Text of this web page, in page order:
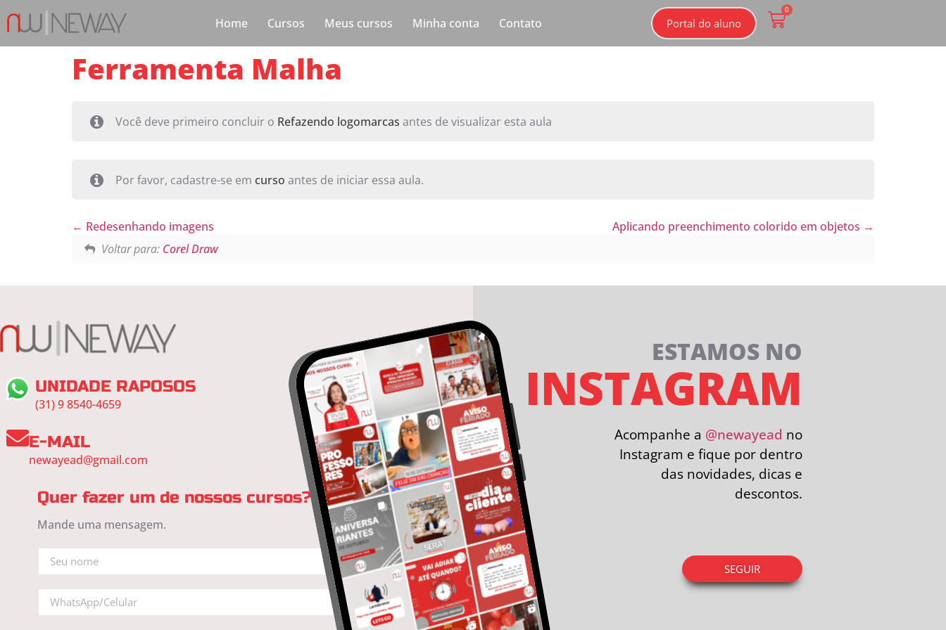
Home Cursos Meus cursos Minha conta Contato Portal do aluno
0
Ferramenta Malha
Você deve primeiro concluir o Refazendo logomarcas antes de visualizar esta aula
Por favor, cadastre-se em curso antes de iniciar essa aula.
Redesenhando imagens
Aplicando preenchimento colorido em objetos
Voltar para: Corel Draw
UNIDADE RAPOSOS
(31) 9 8540-4659
E-MAIL
newayead@gmail.com
Quer fazer um de nossos cursos?
Mande uma mensagem.
ESTAMOS NO
INSTAGRAM
Acompanhe a @newayead no
Instagram e fique por dentro
das novidades, dicas e
descontos.
SEGUIR